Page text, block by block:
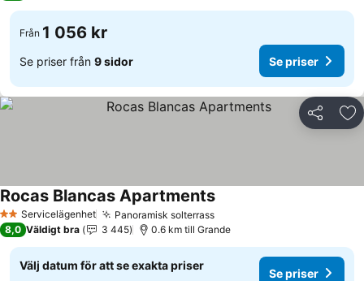
Från 1 056 kr
Se priser från 9 sidor Se priser
Dela
2 StjärnorServicelägenhet Panoramisk solterrass
Rocas Blancas Apartments
8,0 Väldigt bra 3 445 0.6 km till Grande
Välj datum för att se exakta priser
Se priser